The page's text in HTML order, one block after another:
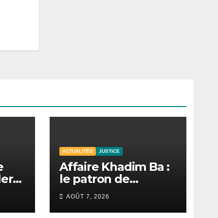
ACTUALITÉS JUSTICE
Affaire Khadim Ba :
le patron de
Locafrique retrouve
la liberté.
AOÛT 7, 2026